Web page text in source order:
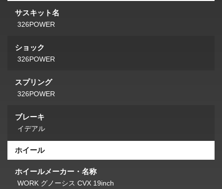
サスキット名
326POWER
ショック
326POWER
スプリング
326POWER
ブレーキ
イデアル
ホイール
ホイールメーカー・名称
WORK グノーシス CVX 19inch